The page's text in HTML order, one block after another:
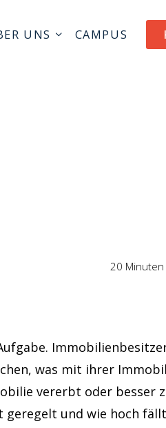
UNS CAMPUS
20
was mit ihrer
vererbt oder besser
geregelt und wie hoch